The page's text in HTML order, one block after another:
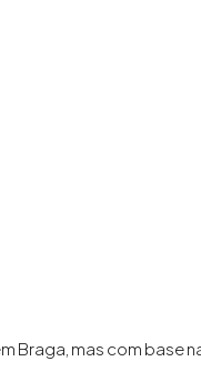
Braga, mas com base